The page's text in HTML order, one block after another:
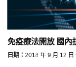
免疫療法開放 國內
日期： 2018 年 9 月 12 日